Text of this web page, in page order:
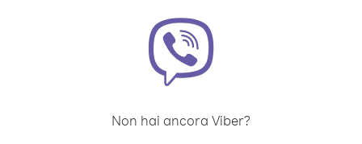
Non hai ancora Viber?